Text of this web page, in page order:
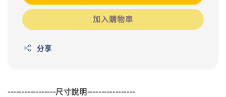
加入購物車
分享
-----------------尺寸說明-----------------